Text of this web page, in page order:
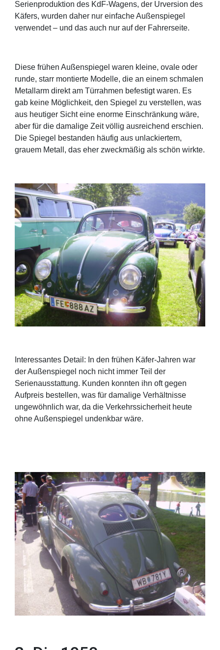
Serienproduktion des KdF-Wagens, der Urversion des
Käfers, wurden daher nur einfache Außenspiegel
verwendet – und das auch nur auf der Fahrerseite.
Diese frühen Außenspiegel waren kleine, ovale oder
runde, starr montierte Modelle, die an einem schmalen
Metallarm direkt am Türrahmen befestigt waren. Es
gab keine Möglichkeit, den Spiegel zu verstellen, was
aus heutiger Sicht eine enorme Einschränkung wäre,
aber für die damalige Zeit völlig ausreichend erschien.
Die Spiegel bestanden häufig aus unlackiertem,
grauem Metall, das eher zweckmäßig als schön wirkte.
Interessantes Detail: In den frühen Käfer-Jahren war
der Außenspiegel noch nicht immer Teil der
Serienausstattung. Kunden konnten ihn oft gegen
Aufpreis bestellen, was für damalige Verhältnisse
ungewöhnlich war, da die Verkehrssicherheit heute
ohne Außenspiegel undenkbar wäre.